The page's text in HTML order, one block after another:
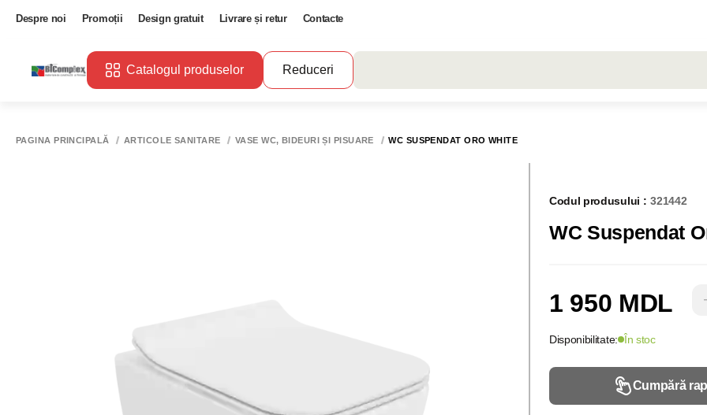
Despre noi Promoții Design gratuit Livrare și retur Contacte
Catalogul produselor Reduceri
PAGINA PRINCIPALĂ ARTICOLE SANITARE VASE WC, BIDEURI ȘI PISUARE WC SUSPENDAT ORO WHITE
Codul produsului : 321442
WC Suspendat
1 950 MDL
Disponibilitate: În stoc
Cumpără